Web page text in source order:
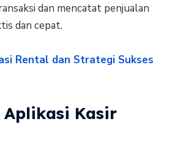
dan mencatat penjualan
dan cepat.
Rental dan Strategi Sukses
Aplikasi Kasir